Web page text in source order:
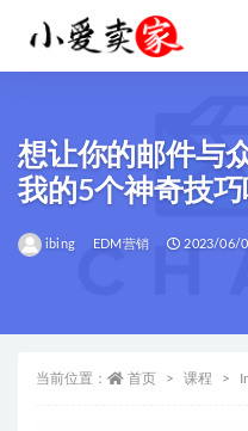
想让你的邮件与
我的5个神奇技巧
ibing EDM营销 2023/06/
当前位置： 首页 课程